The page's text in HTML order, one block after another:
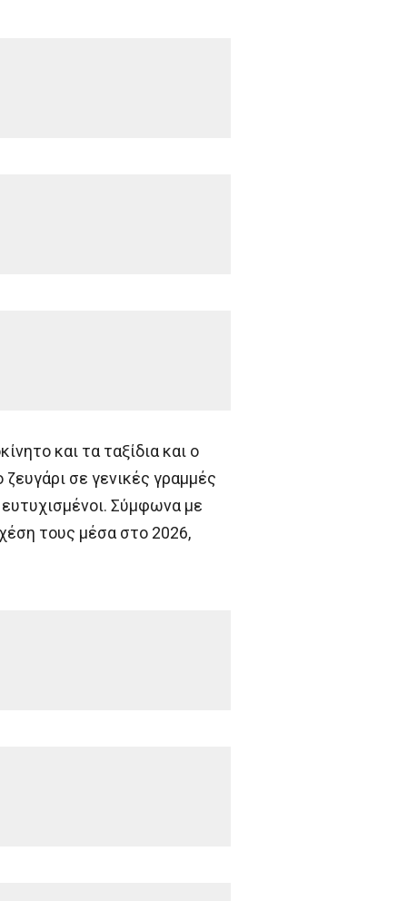
και τα ταξίδια και ο
σε γενικές γραμμές
Σύμφωνα με
τους μέσα στο 2026,